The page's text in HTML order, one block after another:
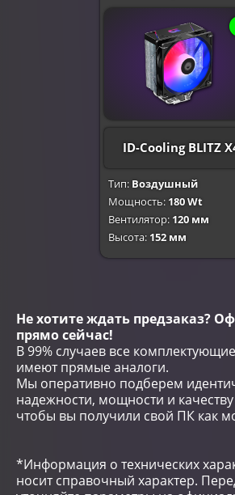
ID-Cooling BLITZ
Тип: Воздушный
Мощность: 180 Wt
Вентилятор: 120 мм
Высота: 152 мм
Не хотите ждать предзаказ?
прямо сейчас!
В 99% случаев все
имеют прямые аналоги.
Мы оперативно подберем
надежности, мощности и
чтобы вы получили свой ПК как
*Информация о технических
носит справочный характер.